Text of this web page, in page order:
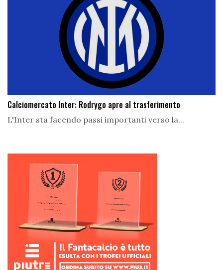
Calciomercato Inter: Rodrygo apre al trasferimento
L'Inter sta facendo passi importanti verso la...